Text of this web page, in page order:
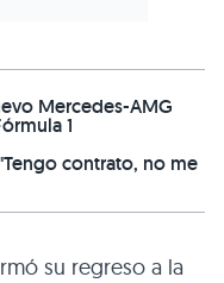
Mercedes-AMG
1
contrato, no me
su regreso a la